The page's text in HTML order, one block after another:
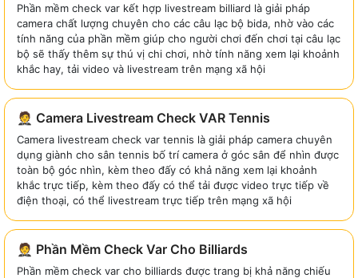
Phần mềm check var kết hợp livestream billiard là giải pháp
camera chất lượng chuyên cho các câu lạc bộ bida, nhờ vào các
tính năng của phần mềm giúp cho người chơi đến chơi tại câu lạc
bộ sẽ thấy thêm sự thú vị chi chơi, nhờ tính năng xem lại khoảnh
khắc hay, tải video và livestream trên mạng xã hội
🤵 Camera Livestream Check VAR Tennis
Camera livestream check var tennis là giải pháp camera chuyên
dụng giành cho sân tennis bố trí camera ở góc sân để nhìn được
toàn bộ góc nhìn, kèm theo đấy có khả năng xem lại khoảnh
khắc trực tiếp, kèm theo đấy có thể tải được video trực tiếp về
điện thoại, có thể livestream trực tiếp trên mạng xã hội
🤵 Phần Mềm Check Var Cho Billiards
Phần mềm check var cho billiards được trang bị khả năng chiếu